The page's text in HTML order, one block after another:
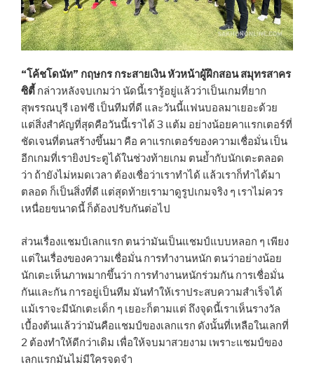
“โค้ชโดนัท” กฤษกร กระสายเงิน หัวหน้าผู้ฝึกสอน สมุทรสาคร
ซิตี้ กล่าวหลังจบเกมว่า นัดนี้เรารู้อยู่แล้วว่าเป็นเกมที่ยาก
สุพรรณบุรี เอฟซี เป็นทีมที่ดี และวันนี้แฟนบอลมาเยอะด้วย
แต่สิ่งสำคัญที่สุดคือวันนี้เราได้ 3 แต้ม อย่างน้อยคาแรกเตอร์ที่
ชัดเจนที่ตนสร้างขึ้นมา คือ คาแรกเตอร์ของความเชื่อมั่น เป็น
อีกเกมที่เรายิงประตูได้ในช่วงท้ายเกม ตนย้ำกับนักเตะตลอด
ว่า ถ้ายังไม่หมดเวลา ต้องเชื่อว่าเราทำได้ แล้วเราก็ทำได้มา
ตลอด ก็เป็นสิ่งที่ดี แต่สุดท้ายเรามาดูรูปเกมจริง ๆ เราไม่ควร
เหนื่อยขนาดนี้ ก็ต้องปรับกันต่อไป
ส่วนเรื่องแชมป์เลกแรก ตนว่ามันเป็นแชมป์แบบหลอก ๆ เพียง
แต่ในเรื่องของความเชื่อมั่น การทำงานหนัก ตนว่าอย่างน้อย
นักเตะเห็นภาพมากขึ้นว่า การทำงานหนักร่วมกัน การเชื่อมั่น
กันและกัน การอยู่เป็นทีม มันทำให้เราประสบความสำเร็จได้
แม้เราจะมีนักเตะเด็ก ๆ เยอะก็ตามแต่ ถึงจุดนี้เราเห็นรางวัล
เบื้องต้นแล้วว่ามันคือแชมป์ของเลกแรก ดังนั้นที่เหลือในเลกที่
2 ต้องทำให้ดีกว่าเดิม เพื่อให้จบมาสวยงาม เพราะแชมป์ของ
เลกแรกมันไม่มีใครจดจำ